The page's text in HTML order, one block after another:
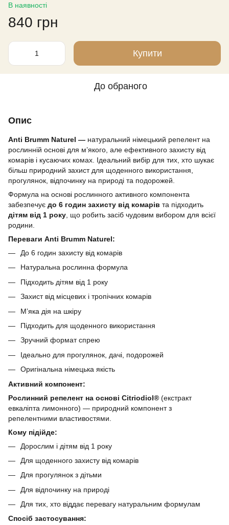
В наявності
840 грн
Купити
До обраного
Опис
Anti Brumm Naturel — натуральний німецький репелент на
рослинній основі для м’якого, але ефективного захисту від
комарів і кусаючих комах. Ідеальний вибір для тих, хто шукає
більш природний захист для щоденного використання,
прогулянок, відпочинку на природі та подорожей.
Формула на основі рослинного активного компонента
забезпечує до 6 годин захисту від комарів та підходить
дітям від 1 року , що робить засіб чудовим вибором для всієї
родини.
Переваги Anti Brumm Naturel:
До 6 годин захисту від комарів
Натуральна рослинна формула
Підходить дітям від 1 року
Захист від місцевих і тропічних комарів
М’яка дія на шкіру
Підходить для щоденного використання
Зручний формат спрею
Ідеально для прогулянок, дачі, подорожей
Оригінальна німецька якість
Активний компонент:
Рослинний репелент на основі Citriodiol® (екстракт
евкаліпта лимонного) — природний компонент з
репелентними властивостями.
Кому підійде:
Дорослим і дітям від 1 року
Для щоденного захисту від комарів
Для прогулянок з дітьми
Для відпочинку на природі
Для тих, хто віддає перевагу натуральним формулам
Спосіб застосування: